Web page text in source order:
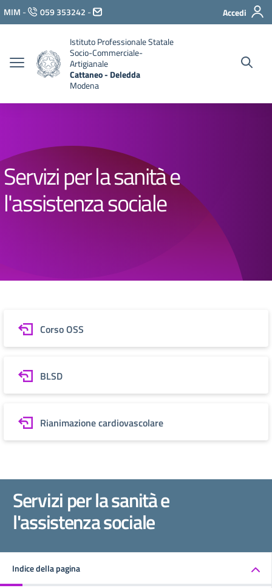
Vai ai contenuti
Vai al menu di navigazione
Vai al footer
MIM - 059 353242 - Accedi
Istituto Professionale Statale
Socio-Commerciale-
Artigianale
Cattaneo - Deledda
Modena
Servizi per la sanità e
l'assistenza sociale
Corso OSS
BLSD
Rianimazione cardiovascolare
Servizi per la sanità e
l'assistenza sociale
Indice della pagina